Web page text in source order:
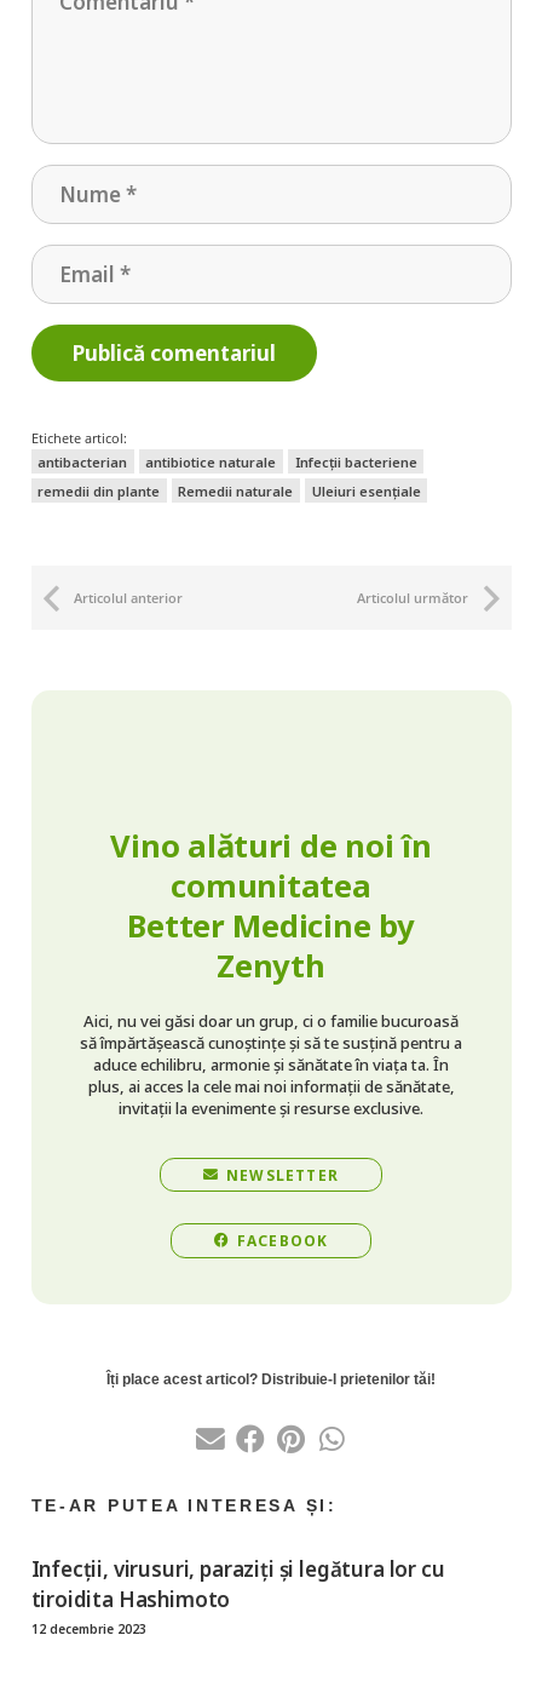
Infecții, virusuri, paraziți și legătura lor cu
tiroidita Hashimoto
12 decembrie 2023
Publică comentariul
Etichete articol:
antibacterian
antibiotice naturale
Infecții bacteriene
remedii din plante
Remedii naturale Uleiuri esențiale
Articolul anterior Articolul următor
Vino alături de noi în
comunitatea
Better Medicine by
Zenyth
Aici, nu vei găsi doar un grup, ci o familie bucuroasă
să împărtășească cunoștințe și să te susțină pentru a
aduce echilibru, armonie și sănătate în viața ta. În
plus, ai acces la cele mai noi informații de sănătate,
invitații la evenimente și resurse exclusive.
NEWSLETTER
FACEBOOK